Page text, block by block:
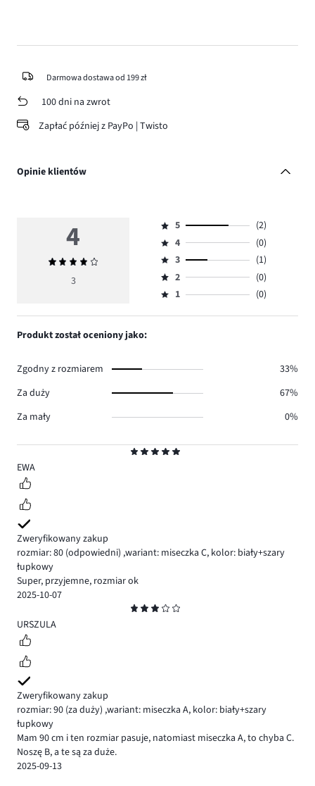
Darmowa dostawa od 199 zł
100 dni na zwrot
Zapłać później z PayPo | Twisto
Opinie klientów
5
EWA
Zweryfikowany zakup
rozmiar: 80 (odpowiedni) ,wariant: miseczka C, kolor: biały+szary
łupkowy
Super, przyjemne, rozmiar ok
2025-10-07
3
URSZULA
Zweryfikowany zakup
rozmiar: 90 (za duży) ,wariant: miseczka A, kolor: biały+szary
łupkowy
Mam 90 cm i ten rozmiar pasuje, natomiast miseczka A, to chyba C.
Noszę B, a te są za duże.
2025-09-13
4
Średnia
ocena
3
Ocena
5,
ilość
głosów
2.
5
(2)
Ocena
4,
ilość
głosów
4
(0)
Ocena
3,
ilość
3
(1)
Ocena
2,
2
(0)
Ocena
1,
1 (0)
Produkt został oceniony jako:
Zgodny z rozmiarem
33%
Za duży
67%
Za mały
0%